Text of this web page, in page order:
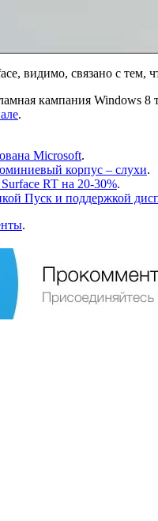
видимо, связано с тем,
кампания Windows
.
Microsoft.
корпус – слухи.
RT на 20-30%.
Пуск и поддержкой
.